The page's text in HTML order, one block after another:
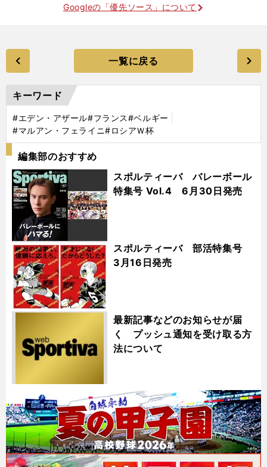
Googleの「優先ソース」について
一覧に戻る
キーワード
#エデン・アザール#フランス#ベルギー
#マルアン・フェライニ#ロシアＷ杯
編集部のおすすめ
スポルティーバ バレーボール
特集号 Vol.4 6月30日発売
スポルティーバ 部活特集号
3月16日発売
最新記事などのお知らせが届
く プッシュ通知を受け取る方
法について